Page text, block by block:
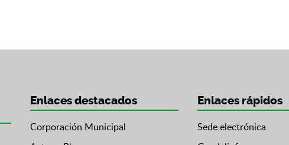
Enlaces destacados
Corporación Municipal
Enlaces rápidos
Sede electrónica